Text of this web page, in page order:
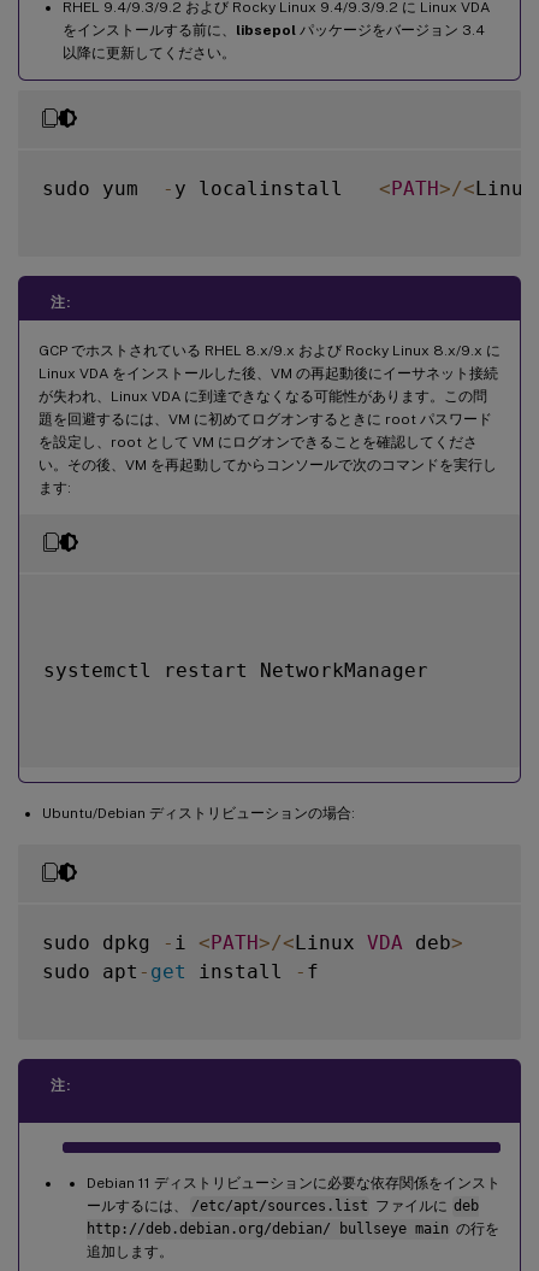
RHEL 9.4/9.3/9.2 および Rocky Linux 9.4/9.3/9.2 に Linux VDA
をインストールする前に、 libsepol パッケージをバージョン 3.4
以降に更新してください。
sudo yum - y localinstall < PATH>/<
注:
GCP でホストされている RHEL 8.x/9.x および Rocky Linux 8.x/9.x に
Linux VDA をインストールした後、VM の再起動後にイーサネット接続
が失われ、Linux VDA に到達できなくなる可能性があります。この問
題を回避するには、VM に初めてログオンするときに root パスワード
を設定し、root として VM にログオンできることを確認してくださ
い。その後、VM を再起動してからコンソールで次のコマンドを実行し
ます:
systemctl restart NetworkManager
Ubuntu/Debian ディストリビューションの場合:
sudo dpkg - i < PATH>/< Linux VDA deb>
sudo apt - get install - f
注:
Debian 11 ディストリビューションに必要な依存関係をインスト
ールするには、
/etc/apt/sources.list ファイルに deb
http://deb.debian.org/debian/ bullseye main の行を
追加します。